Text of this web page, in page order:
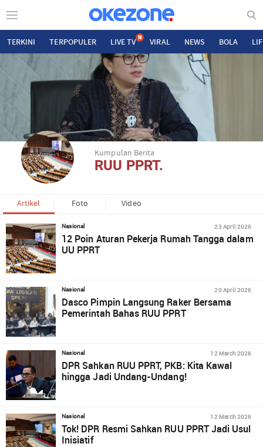
TERKINI TERPOPULER LIVE TV N VIRAL NEWS BOLA
Kumpulan Berita
RUU PPRT.
Artikel Foto Video
Nasional 23 April 2026
12 Poin Aturan Pekerja Rumah Tangga dalam
UU PPRT
Nasional 20 April 2026
Dasco Pimpin Langsung Raker Bersama
Pemerintah Bahas RUU PPRT
Nasional 12 March 2026
DPR Sahkan RUU PPRT, PKB: Kita Kawal
hingga Jadi Undang-Undang!
Nasional 12 March 2026
Tok! DPR Resmi Sahkan RUU PPRT Jadi Usul
Inisiatif